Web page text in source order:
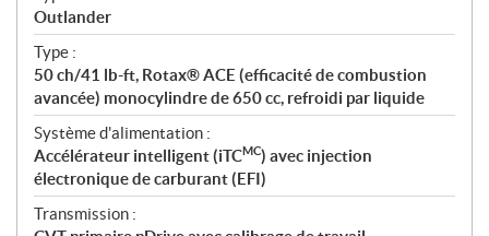
t
i
o
n
s
Outlander
Type :
50 ch/41 lb-ft, Rotax® ACE (efficacité de combustion
avancée) monocylindre de 650 cc, refroidi par liquide
Système d'alimentation :
Accélérateur intelligent (iTCMC) avec injection
électronique de carburant (EFI)
Transmission :